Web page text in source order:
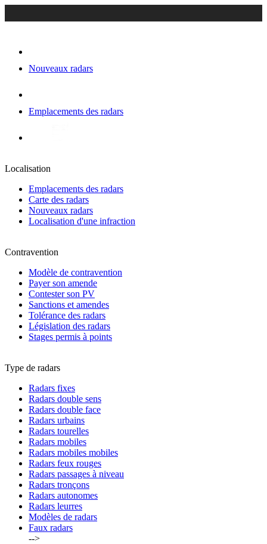
Nouveaux radars
Emplacements des radars
Localisation
Emplacements des radars
Carte des radars
Nouveaux radars
Localisation d'une infraction
Contravention
Modèle de contravention
Payer son amende
Contester son PV
Sanctions et amendes
Tolérance des radars
Législation des radars
Stages permis à points
Type de radars
Radars fixes
Radars double sens
Radars double face
Radars urbains
Radars tourelles
Radars mobiles
Radars mobiles mobiles
Radars feux rouges
Radars passages à niveau
Radars tronçons
Radars autonomes
Radars leurres
Modèles de radars
Faux radars
-->